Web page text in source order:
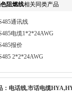
阻燃线相关同类产品
通讯线
电缆1*2*24AWG
报价
2*2*24AWG
： 电话线,市话电缆